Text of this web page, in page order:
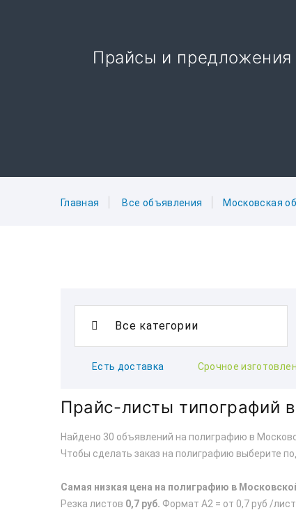
Прайсы и предложения
Главная Все объявления Московская
Есть доставка Срочное
Прайс-листы типографий
Найдено 30 объявлений на полиграфию в
Чтобы сделать заказ на полиграфию выберите
Самая низкая цена на полиграфию в
Резка листов 0,7 руб. Формат А2 = от 0,7 руб /